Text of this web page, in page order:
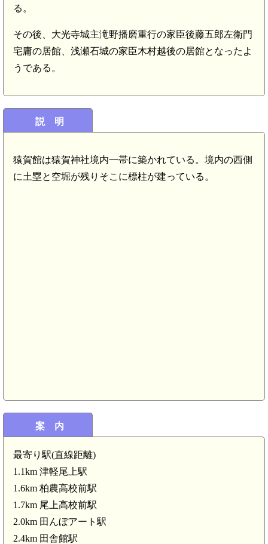
る。
その後、大光寺城主滝野播磨重行の家臣後藤五郎左衛門
宅庸の居館、浅瀬石城の家臣木村越後の居館となったよ
うである。
説 明
猿賀館は猿賀神社境内一帯に築かれている。境内の西側
に土塁と空堀が残りそこに標柱が建っている。
案 内
最寄り駅(直線距離)
1.1km 津軽尾上駅
1.6km 柏農高校前駅
1.7km 尾上高校前駅
2.0km 田んぼアート駅
2.4km 田舎館駅